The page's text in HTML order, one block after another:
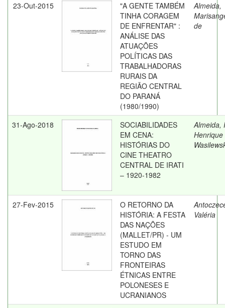
23-Out-2015
"A GENTE TAMBÉM
TINHA CORAGEM
DE ENFRENTAR" :
ANÁLISE DAS
ATUAÇÕES
POLÍTICAS DAS
TRABALHADORAS
RURAIS DA
REGIÃO CENTRAL
DO PARANÁ
(1980/1990)
Almeida,
de
31-Ago-2018
SOCIABILIDADES
EM CENA:
HISTÓRIAS DO
CINE THEATRO
CENTRAL DE IRATI
– 1920-1982
Almeida,
Henrique
27-Fev-2015
O RETORNO DA
HISTÓRIA: A FESTA
DAS NAÇÕES
(MALLET/PR) - UM
ESTUDO EM
TORNO DAS
FRONTEIRAS
ÉTNICAS ENTRE
POLONESES E
UCRANIANOS
Valéria